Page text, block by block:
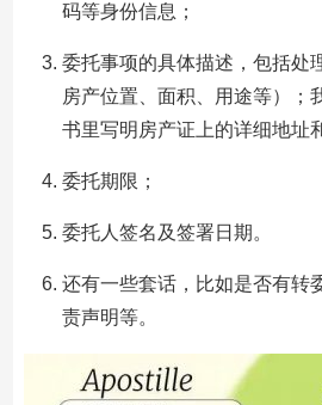
码等身份信息；
委托事项的具体描述，包括处
房产位置、面积、用途等）；
书里写明房产证上的详细地址
委托期限；
委托人签名及签署日期。
还有一些套话，比如是否有转
责声明等。